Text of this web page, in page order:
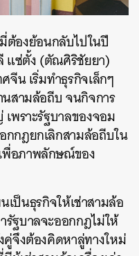
ต้องย้อนกลับไปในปี
ซ่ตั้ง (ตัณศิริชัยยา)
จีน เริ่มทำธุรกิจเล็กๆ
นสามล้อถีบ จนกิจการ
พราะรัฐบาลของจอม
กฎยกเลิกสามล้อถีบใน
อภาพลักษณ์ของ
เป็นธุรกิจให้เช่าสามล้อ
ฐบาลจะออกกฎไม่ให้
คู่จึงต้องคิดหาลู่ทางใหม่